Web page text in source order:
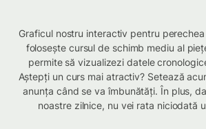
Graficul nostru interactiv pentru perechea
folosește cursul de schimb mediu al
permite să vizualizezi datele
Aștepți un curs mai atractiv? Setează
anunța când se va îmbunătăți. În plus,
noastre zilnice, nu vei rata niciodată